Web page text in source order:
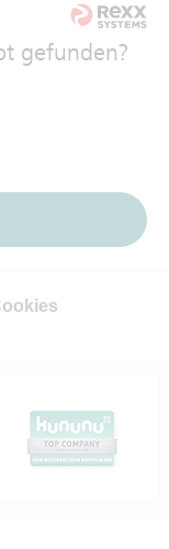
gefunden?